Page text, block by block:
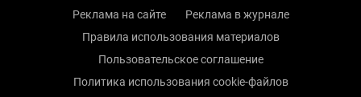
Реклама на сайте
Реклама в журнале
Правила использования материалов
Пользовательское соглашение
Политика использования cookie-файлов